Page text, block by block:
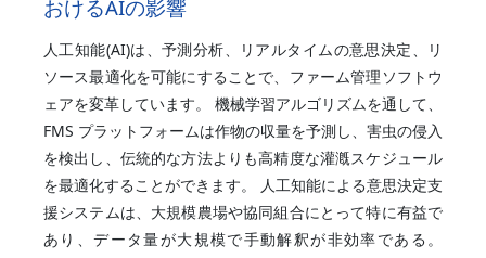
おけるAIの影響
人工知能(AI)は、予測分析、リアルタイムの意思決定、リ
ソース最適化を可能にすることで、ファーム管理ソフトウ
ェアを変革しています。 機械学習アルゴリズムを通して、
FMS プラットフォームは作物の収量を予測し、害虫の侵入
を検出し、伝統的な方法よりも高精度な灌漑スケジュール
を最適化することができます。 人工知能による意思決定支
援システムは、大規模農場や協同組合にとって特に有益で
あり、データ量が大規模で手動解釈が非効率である。